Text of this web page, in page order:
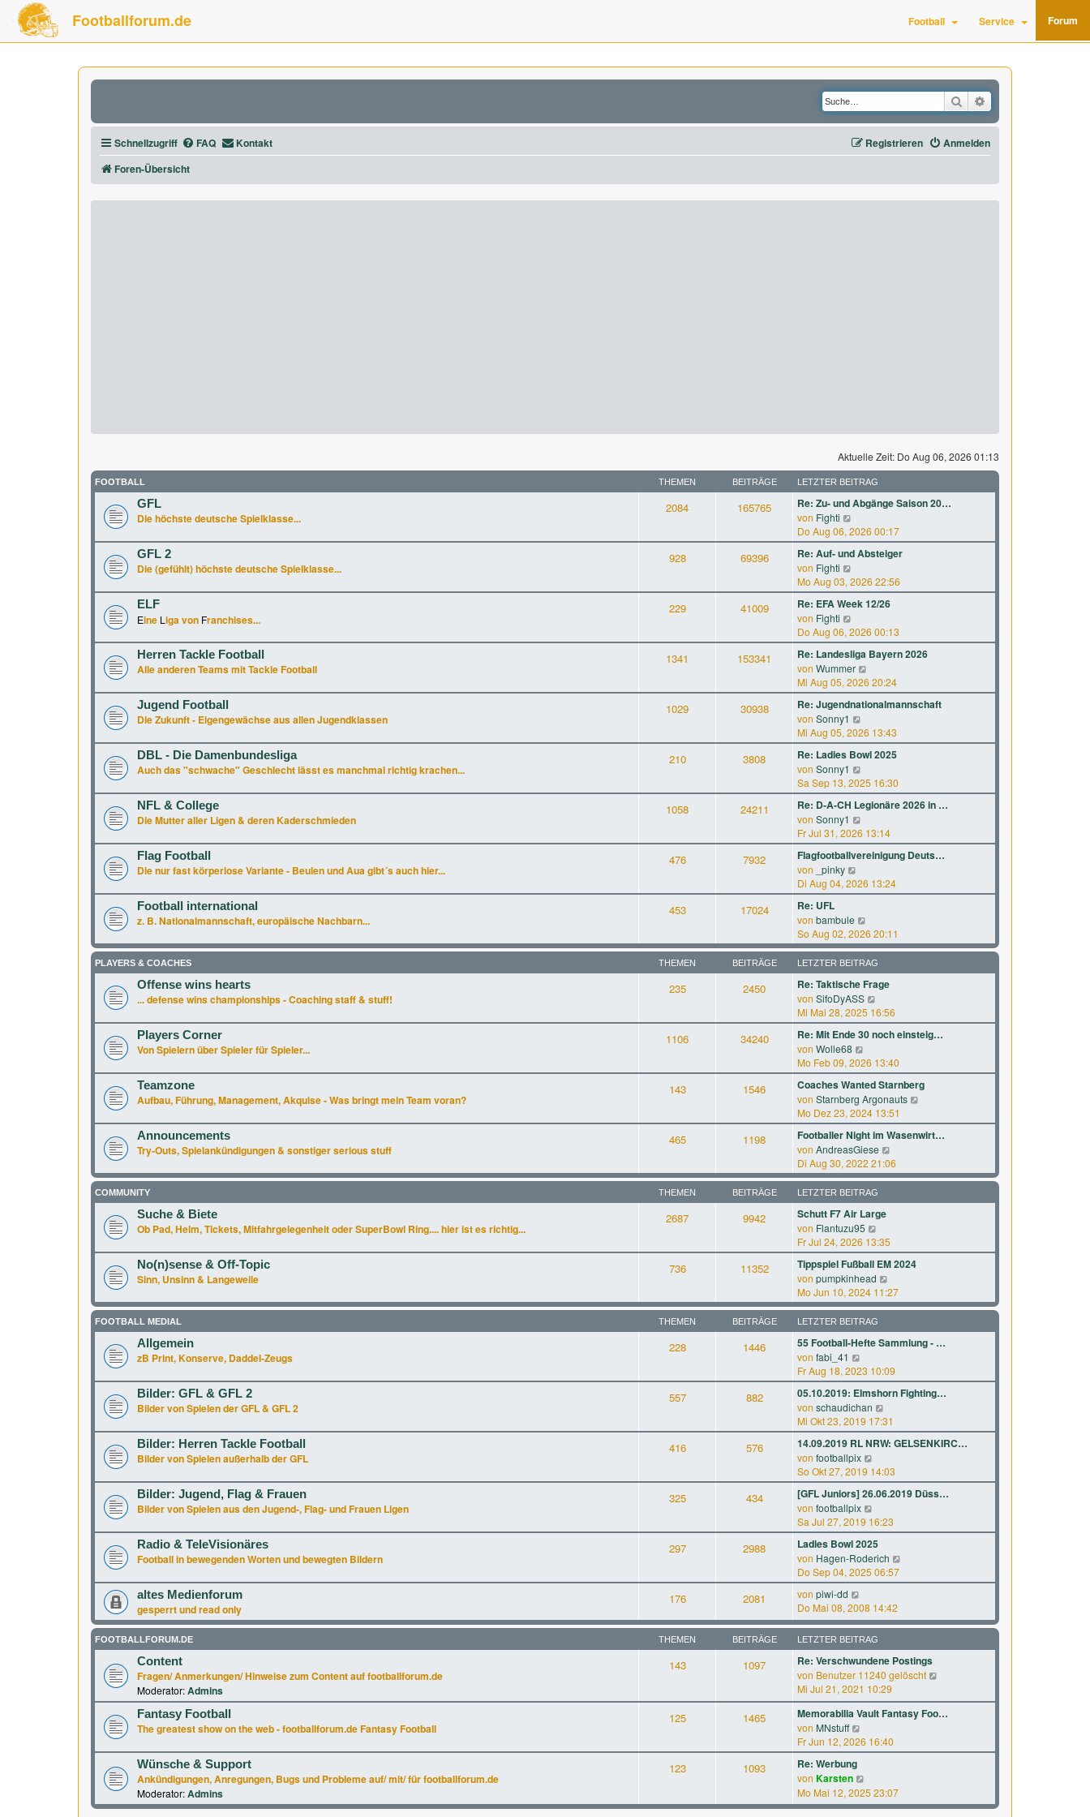
Footballforum.de Football Service Forum
Suche
Schnellzugriff FAQ Kontakt Anmelden
Registrieren
Foren-Übersicht
Aktuelle Zeit: Do Aug 06, 2026 01:13
FOOTBALL THEMEN BEITRÄGE LETZTER BEITRAG
GFL
Die höchste deutsche Spielklasse...
2084 165765 Re: Zu- und Abgänge Saison 20…
von Fighti
e
u
e
t
e
B
e
i
t
r
a
g
Do Aug 06, 2026 00:17
GFL 2
Die (gefühlt) höchste deutsche Spielklasse...
928 69396 Re: Auf- und Absteiger
von Fighti
e
u
e
t
e
r
B
e
i
t
r
a
g
Mo Aug 03, 2026 22:56
ELF
Eine L iga von Franchises...
229 41009 Re: EFA Week 12/26
von Fighti
e
u
e
s
t
e
r
B
e
i
t
r
a
g
Do Aug 06, 2026 00:13
Herren Tackle Football
Alle anderen Teams mit Tackle Football
1341 153341 Re: Landesliga Bayern 2026
von Wummer
e
u
e
t
e
B
e
i
r
a
g
Mi Aug 05, 2026 20:24
Jugend Football
Die Zukunft - Eigengewächse aus allen Jugendklassen
1029 30938 Re: Jugendnationalmannschaft
von Sonny1
e
u
e
t
e
B
e
i
r
a
Mi Aug 05, 2026 13:43
DBL - Die Damenbundesliga
Auch das "schwache" Geschlecht lässt es manchmal richtig krachen...
210 3808 Re: Ladies Bowl 2025
von Sonny1
e
u
e
t
e
B
e
t
r
a
g
Sa Sep 13, 2025 16:30
NFL & College
Die Mutter aller Ligen & deren Kaderschmieden
1058 24211 Re: D-A-CH Legionäre 2026 in …
von Sonny1
e
u
e
t
r
B
e
i
t
r
a
g
Fr Jul 31, 2026 13:14
Flag Football
Die nur fast körperlose Variante - Beulen und Aua gibt´s auch hier...
476 7932 Flagfootballvereinigung Deuts…
von _pinky
e
u
s
t
e
r
e
i
t
r
a
g
Di Aug 04, 2026 13:24
Football international
z. B. Nationalmannschaft, europäische Nachbarn...
453 17024 Re: UFL
von bambule
e
u
e
s
t
e
r
B
e
i
t
r
a
g
So Aug 02, 2026 20:11
PLAYERS & COACHES THEMEN BEITRÄGE LETZTER BEITRAG
Offense wins hearts
... defense wins championships - Coaching staff & stuff!
235 2450 Re: Taktische Frage
von SifoDyASS
e
u
e
t
e
B
e
i
t
r
a
g
Mi Mai 28, 2025 16:56
Players Corner
Von Spielern über Spieler für Spieler...
1106 34240 Re: Mit Ende 30 noch einsteig…
von Wolle68
e
u
e
s
t
e
B
e
i
t
r
a
g
Mo Feb 09, 2026 13:40
Teamzone
Aufbau, Führung, Management, Akquise - Was bringt mein Team voran?
143 1546 Coaches Wanted Starnberg
von Starnberg Argonauts
u
e
e
t
Mo Dez 23, 2024 13:51
Announcements
Try-Outs, Spielankündigungen & sonstiger serious stuff
465 1198 Footballer Night im Wasenwirt…
von AndreasGiese
e
u
s
B
e
i
t
r
g
Di Aug 30, 2022 21:06
COMMUNITY THEMEN BEITRÄGE LETZTER BEITRAG
Suche & Biete
Ob Pad, Helm, Tickets, Mitfahrgelegenheit oder SuperBowl Ring.... hier ist es richtig...
2687 9942 Schutt F7 Air Large
von Flantuzu95
e
u
e
s
t
e
r
B
e
i
t
r
a
g
Fr Jul 24, 2026 13:35
No(n)sense & Off-Topic
Sinn, Unsinn & Langeweile
736 11352 Tippspiel Fußball EM 2024
von pumpkinhead
e
u
s
t
r
e
i
t
r
g
Mo Jun 10, 2024 11:27
FOOTBALL MEDIAL THEMEN BEITRÄGE LETZTER BEITRAG
Allgemein
zB Print, Konserve, Daddel-Zeugs
228 1446 55 Football-Hefte Sammlung - …
von fabi_41
e
u
e
s
t
e
B
e
i
t
r
a
g
Fr Aug 18, 2023 10:09
Bilder: GFL & GFL 2
Bilder von Spielen der GFL & GFL 2
557 882 05.10.2019: Elmshorn Fighting…
von schaudichan
e
u
e
t
e
B
e
t
r
a
Mi Okt 23, 2019 17:31
Bilder: Herren Tackle Football
Bilder von Spielen außerhalb der GFL
416 576 14.09.2019 RL NRW: GELSENKIRC…
von footballpix
e
u
e
t
e
B
e
t
r
a
g
So Okt 27, 2019 14:03
Bilder: Jugend, Flag & Frauen
Bilder von Spielen aus den Jugend-, Flag- und Frauen Ligen
325 434 [GFL Juniors] 26.06.2019 Düss…
von footballpix
e
u
e
s
t
r
B
e
i
t
r
a
g
Sa Jul 27, 2019 16:23
Radio & TeleVisionäres
Football in bewegenden Worten und bewegten Bildern
297 2988 Ladies Bowl 2025
von Hagen-Roderich
u
t
r
B
e
t
g
Do Sep 04, 2025 06:57
altes Medienforum
gesperrt und read only
176 2081 von piwi-dd
e
u
e
s
t
e
r
B
e
t
g
Do Mai 08, 2008 14:42
FOOTBALLFORUM.DE THEMEN BEITRÄGE LETZTER BEITRAG
Content
Fragen/ Anmerkungen/ Hinweise zum Content auf footballforum.de
Moderator:Admins
143 1097 Re: Verschwundene Postings
von Benutzer 11240 gelöscht
u
e
e
i
Mi Jul 21, 2021 10:29
Fantasy Football
The greatest show on the web - footballforum.de Fantasy Football
125 1465 Memorabilia Vault Fantasy Foo…
von MNstuff
e
u
s
t
e
Fr Jun 12, 2026 16:40
Wünsche & Support
Ankündigungen, Anregungen, Bugs und Probleme auf/ mit/ für footballforum.de
Moderator:Admins
123 1093 Re: Werbung
von Karsten
e
u
Mo Mai 12, 2025 23:07